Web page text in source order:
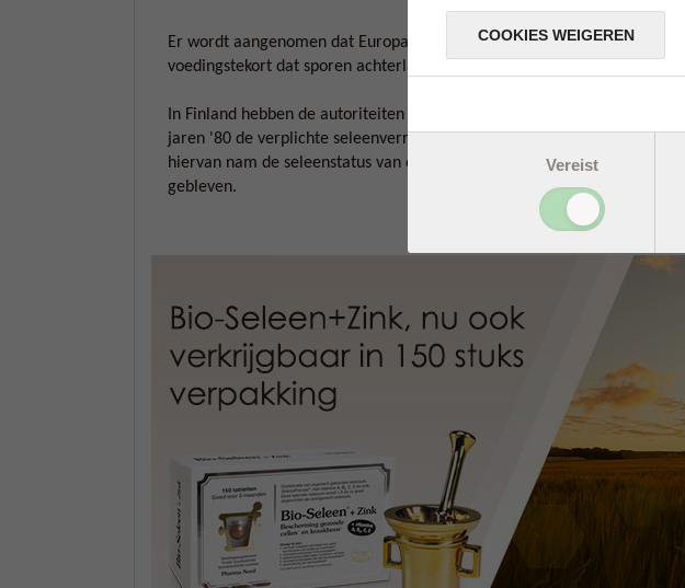
Er wordt aangenomen dat Europa heel weinig seleen in de
voedingstekort dat sporen achterlaat in de hele voedselketen.
In Finland hebben de autoriteiten het seleenprobleem aangepakt door
jaren '80 de verplichte seleenverrijking van alle meststoffen in te voeren.
hiervan nam de seleenstatus van de Finnen toe en is sindsdien hoog en
gebleven.
COOKIES WEIGEREN
Vereist